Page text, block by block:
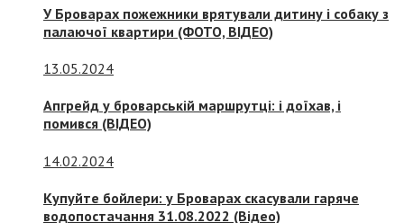
У Броварах пожежники врятували дитину і собаку з
палаючої квартири (ФОТО, ВІДЕО)
13.05.2024
Апгрейд у броварській маршрутці: і доїхав, і
помився (ВІДЕО)
14.02.2024
Купуйте бойлери: у Броварах скасували гаряче
водопостачання 31.08.2022 (Відео)